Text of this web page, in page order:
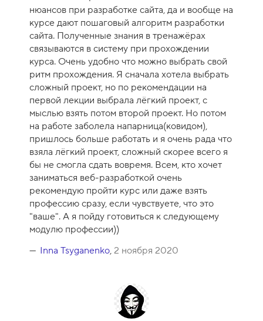
р
с
а
-
1
0
нюансов при разработке сайта, да и вообще на
курсе дают пошаговый алгоритм разработки
сайта. Полученные знания в тренажёрах
связываются в систему при прохождении
курса. Очень удобно что можно выбрать свой
ритм прохождения. Я сначала хотела выбрать
сложный проект, но по рекомендации на
первой лекции выбрала лёгкий проект, с
мыслью взять потом второй проект. Но потом
на работе заболела напарница(ковидом),
пришлось больше работать и я очень рада что
взяла лёгкий проект, сложный скорее всего я
бы не смогла сдать вовремя. Всем, кто хочет
заниматься веб-разработкой очень
рекомендую пройти курс или даже взять
профессию сразу, если чувствуете, что это
"ваше". А я пойду готовиться к следующему
модулю профессии))
Inna Tsyganenko, 2 ноября 2020